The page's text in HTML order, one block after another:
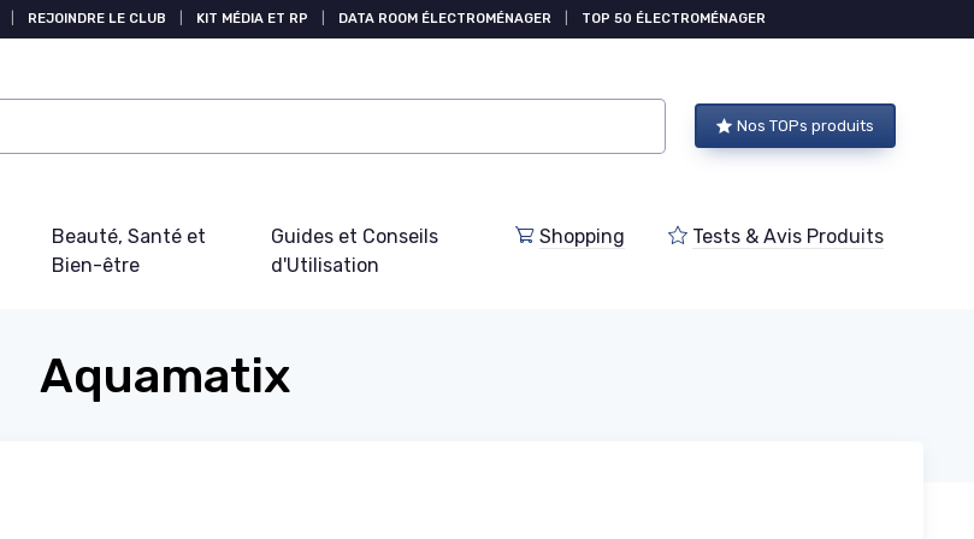
REJOINDRE LE CLUB KIT MÉDIA ET RP DATA ROOM ÉLECTROMÉNAGER TOP 50 ÉLECTROMÉNAGER
Nos TOPs produits
Beauté, Santé et
Bien-être
Guides et Conseils
d'Utilisation
Shopping Tests & Avis Produits
Aquamatix